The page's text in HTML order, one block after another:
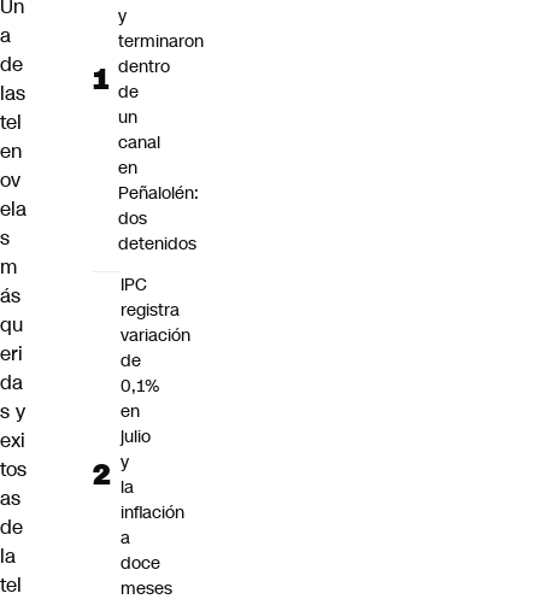
Un
a
de
las
tel
en
ov
ela
s
m
ás
qu
eri
da
s y
exi
tos
as
de
la
tel
y
terminaron
dentro
de
un
canal
en
Peñalolén:
dos
detenidos
IPC
registra
variación
de
0,1%
en
julio
y
la
inflación
a
doce
meses